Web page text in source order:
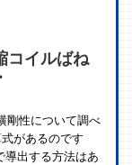
コイルばね
剛性について調べ
があるのです
導出する方法はあ